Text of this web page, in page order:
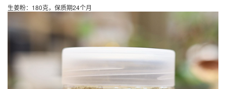
生姜粉：180克，保质期24个月